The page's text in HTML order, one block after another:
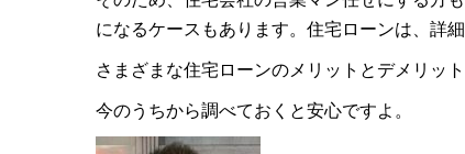
になるケースもあります。住宅ローンは、詳
さまざまな住宅ローンのメリットとデメリッ
今のうちから調べておくと安心ですよ。